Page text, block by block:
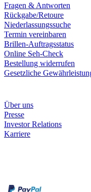
Fragen & Antworten
Rückgabe/Retoure
Niederlassungssuche
Termin vereinbaren
Brillen-Auftragsstatus
Online Seh-Check
Bestellung widerrufen
Gesetzliche
Über uns
Presse
Investor Relations
Karriere